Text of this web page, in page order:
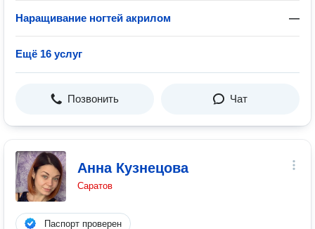
Наращивание ногтей акрилом —
Ещё 16 услуг
Позвонить Чат
Анна Кузнецова
Саратов
Паспорт проверен